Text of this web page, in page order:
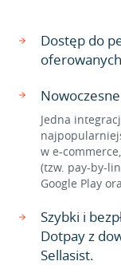
Dostęp do
Jedna
w e-
(tzw. pay-by-
Google Play
Szybki i
Dotpay z
Sellasist.